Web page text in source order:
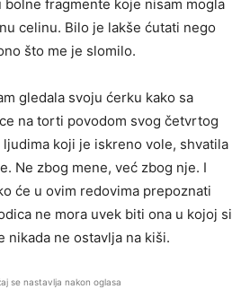
bolne fragmente koje nisam mogla
celinu. Bilo je lakše ćutati nego
što me je slomilo.
gledala svoju ćerku kako sa
na torti povodom svog četvrtog
koji je iskreno vole, shvatila
Ne zbog mene, već zbog nje. I
će u ovim redovima prepoznati
ne mora uvek biti ona u kojoj si
nikada ne ostavlja na kiši.
se nastavlja nakon oglasa